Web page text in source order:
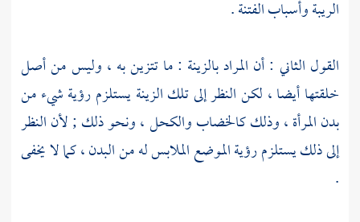
الريبة وأسباب الفتنة .
القول الثاني : أن المراد بالزينة : ما تتزين به ، وليس من أصل
خلقتها أيضا ، لكن النظر إلى تلك الزينة يستلزم رؤية شيء من
بدن المرأة ، وذلك كالخضاب والكحل ، ونحو ذلك ; لأن النظر
إلى ذلك يستلزم رؤية الموضع الملابس له من البدن ، كما لا يخفى
.